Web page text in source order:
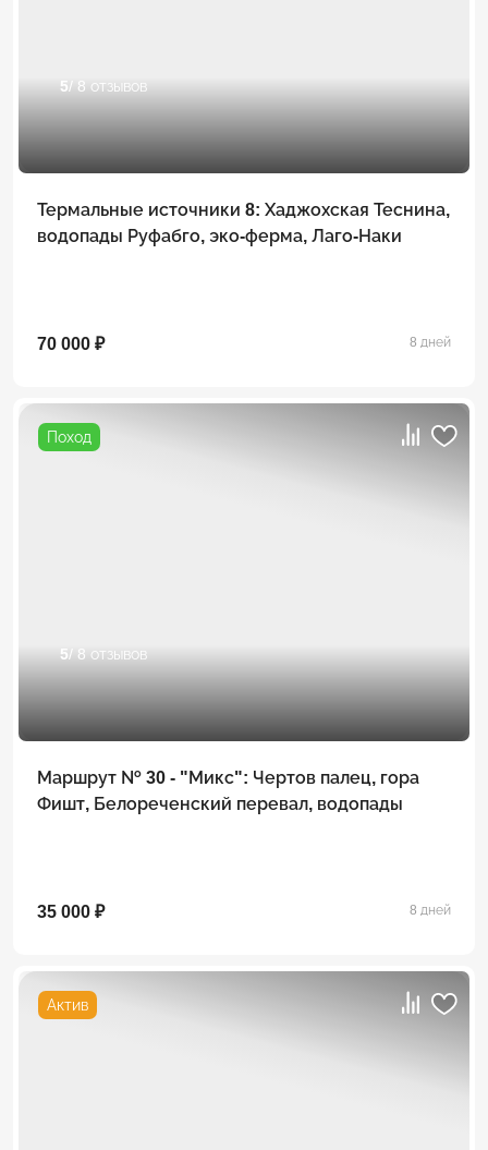
5/ 8 отзывов
Термальные источники 8: Хаджохская Теснина,
водопады Руфабго, эко-ферма, Лаго-Наки
70 000 ₽ 8 дней
Поход
5/ 8 отзывов
Маршрут № 30 - "Микс": Чертов палец, гора
Фишт, Белореченский перевал, водопады
35 000 ₽ 8 дней
Актив